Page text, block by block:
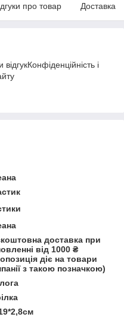
про товар Доставка
і
доставка при
від 1000 ₴
діє на товари
з такою позначкою)